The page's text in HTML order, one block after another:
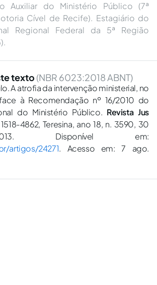
Auxiliar do Ministério Público (7ª
Cível de Recife). Estagiário do
Regional Federal da 5ª Região
texto (NBR 6023:2018 ABNT)
A atrofia da intervenção ministerial, no
à Recomendação nº 16/2010 do
do Ministério Público. Revista Jus
4862, Teresina, ano 18, n. 3590, 30
Disponível em:
artigos/24271. Acesso em: 7 ago.